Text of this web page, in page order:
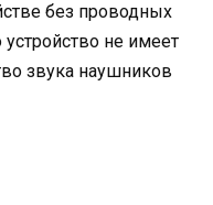
без проводных
не имеет
звука наушников